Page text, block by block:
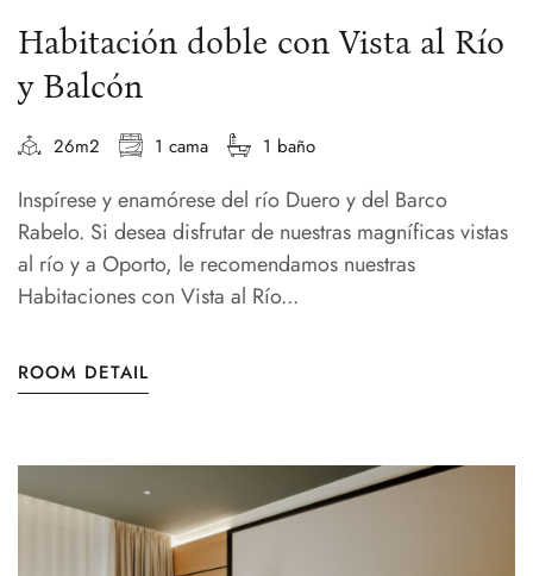
Habitación doble con Vista al Río
y Balcón
26m2 1 cama 1 baño
Inspírese y enamórese del río Duero y del Barco
Rabelo. Si desea disfrutar de nuestras magníficas vistas
al río y a Oporto, le recomendamos nuestras
Habitaciones con Vista al Río...
ROOM DETAIL